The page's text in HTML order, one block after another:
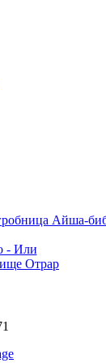
Айша-
- Или
Отрар